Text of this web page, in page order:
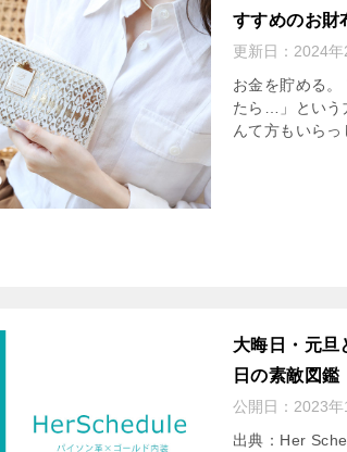
すすめのお財
更新日： 2024年
お金を貯める
たら…」という
んて方もいら
大晦日・元旦
日の素敵図鑑
公開日： 2023年
出典：Her